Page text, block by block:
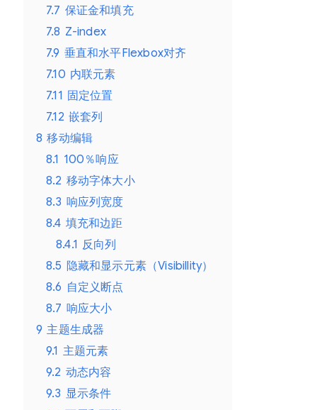
7.7 保证金和填充
7.8 Z-index
7.9 垂直和水平Flexbox对齐
7.10 内联元素
7.11 固定位置
7.12 嵌套列
8 移动编辑
8.1 100％响应
8.2 移动字体大小
8.3 响应列宽度
8.4 填充和边距
8.4.1 反向列
8.5 隐藏和显示元素（Visibillity）
8.6 自定义断点
8.7 响应大小
9 主题生成器
9.1 主题元素
9.2 动态内容
9.3 显示条件